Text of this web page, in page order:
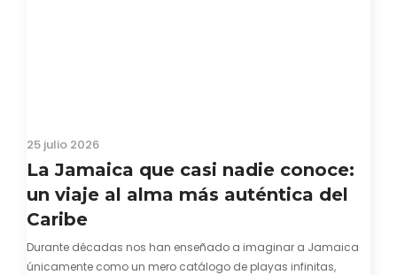
25 julio 2026
La Jamaica que casi nadie conoce:
un viaje al alma más auténtica del
Caribe
Durante décadas nos han enseñado a imaginar a Jamaica
únicamente como un mero catálogo de playas infinitas,